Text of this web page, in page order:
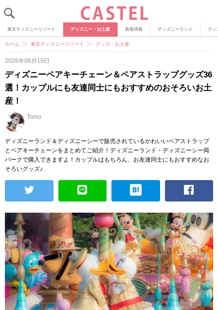
東京ディズニーリゾート ディズニー・お土産 新着情報 ディズニーランド ディ
ホーム 東京ディズニーリゾート グッズ・お土産
2026年06月19日
ディズニーペアキーチェーン＆ペアストラップグッズ36
選！カップルにも友達同士にもおすすめのおそろいお土
産！
Tomo
ディズニーランド＆ディズニーシーで販売されているかわいいペアストラップ
とペアキーチェーンをまとめてご紹介！ディズニーランド・ディズニーシー両
パークで購入できますよ！カップルはもちろん、お友達同士にもおすすめなお
そろいグッズ♪